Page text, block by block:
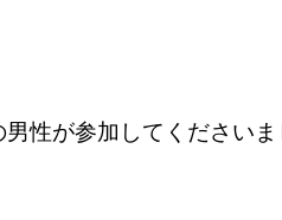
性が参加してくださいま